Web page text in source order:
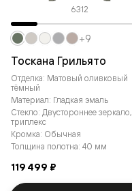
6312
Тоскана Грильято
Отделка: Матовый оливковый
тёмный
Материал: Гладкая эмаль
Стекло: Двустороннее зеркало,
триплекс
Кромка: Обычная
Толщина полотна: 40 мм
119 499 ₽
+9